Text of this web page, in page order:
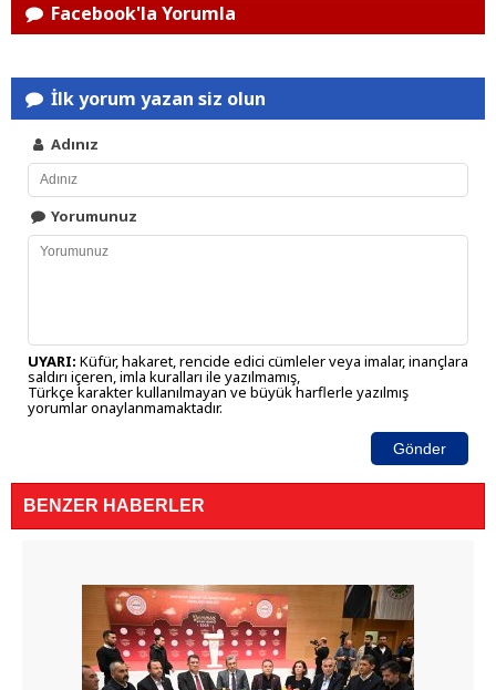
Facebook'la Yorumla
İlk yorum yazan siz olun
Adınız
Yorumunuz
UYARI: Küfür, hakaret, rencide edici cümleler veya imalar, inançlara
saldırı içeren, imla kuralları ile yazılmamış,
Türkçe karakter kullanılmayan ve büyük harflerle yazılmış
yorumlar onaylanmamaktadır.
Gönder
BENZER HABERLER